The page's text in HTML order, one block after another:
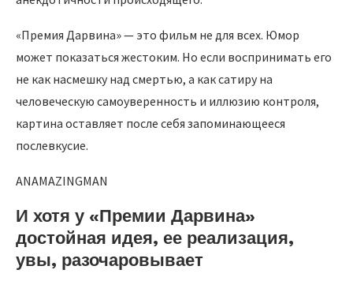
«Премия Дарвина» — это фильм не для всех. Юмор
может показаться жестоким. Но если воспринимать его
не как насмешку над смертью, а как сатиру на
человеческую самоуверенность и иллюзию контроля,
картина оставляет после себя запоминающееся
послевкусие.
ANAMAZINGMAN
И хотя у «Премии Дарвина»
достойная идея, ее реализация,
увы, разочаровывает